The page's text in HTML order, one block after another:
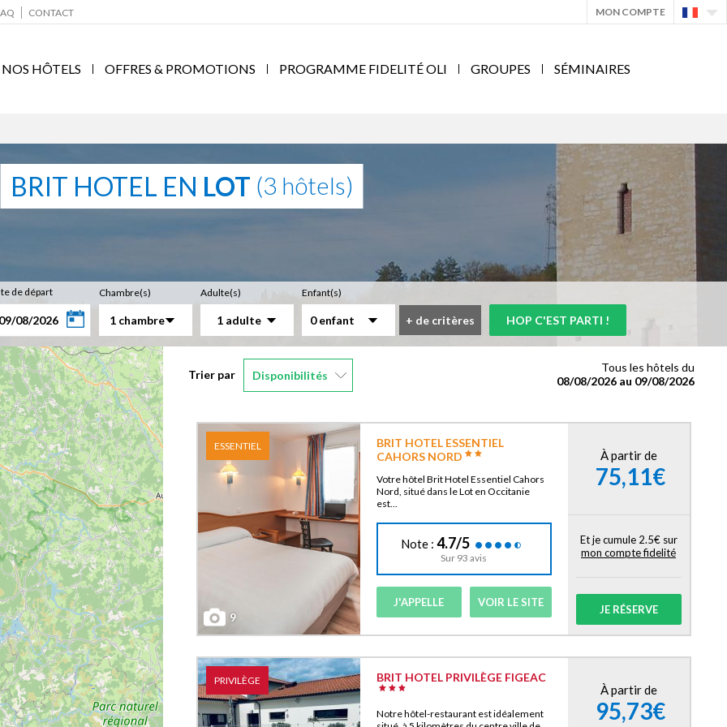
CONTACT MON COMPTE
NOS HÔTELS OFFRES & PROMOTIONS PROGRAMME FIDELITÉ OLI GROUPES SÉMINAIRES
BRIT HOTEL EN LOT (3 hôtels)
de départ Chambre(s)
1 chambre
Adulte(s)
1 adulte
Enfant(s)
0 enfant + de critères
Trier par Disponibilités
Tous les hôtels du
08/08/2026 au 09/08/2026
ESSENTIEL
9
BRIT HOTEL ESSENTIEL
CAHORS NORD
Votre hôtel Brit Hotel Essentiel Cahors
Nord, situé dans le Lot en Occitanie
est...
Note : 4.7/5
Sur 93 avis
J'APPELLE VOIR LE SITE
À partir de
75,11€
Et je cumule 2.5€ sur
mon compte fidelité
JE RÉSERVE
PRIVILÈGE BRIT HOTEL PRIVILÈGE FIGEAC
Notre hôtel-restaurant est idéalement
À partir de
95,73€